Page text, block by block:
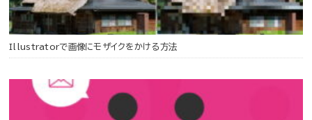
Illustratorで画像にモザイクをかける方法